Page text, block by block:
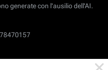
generate con l'ausilio dell'AI.